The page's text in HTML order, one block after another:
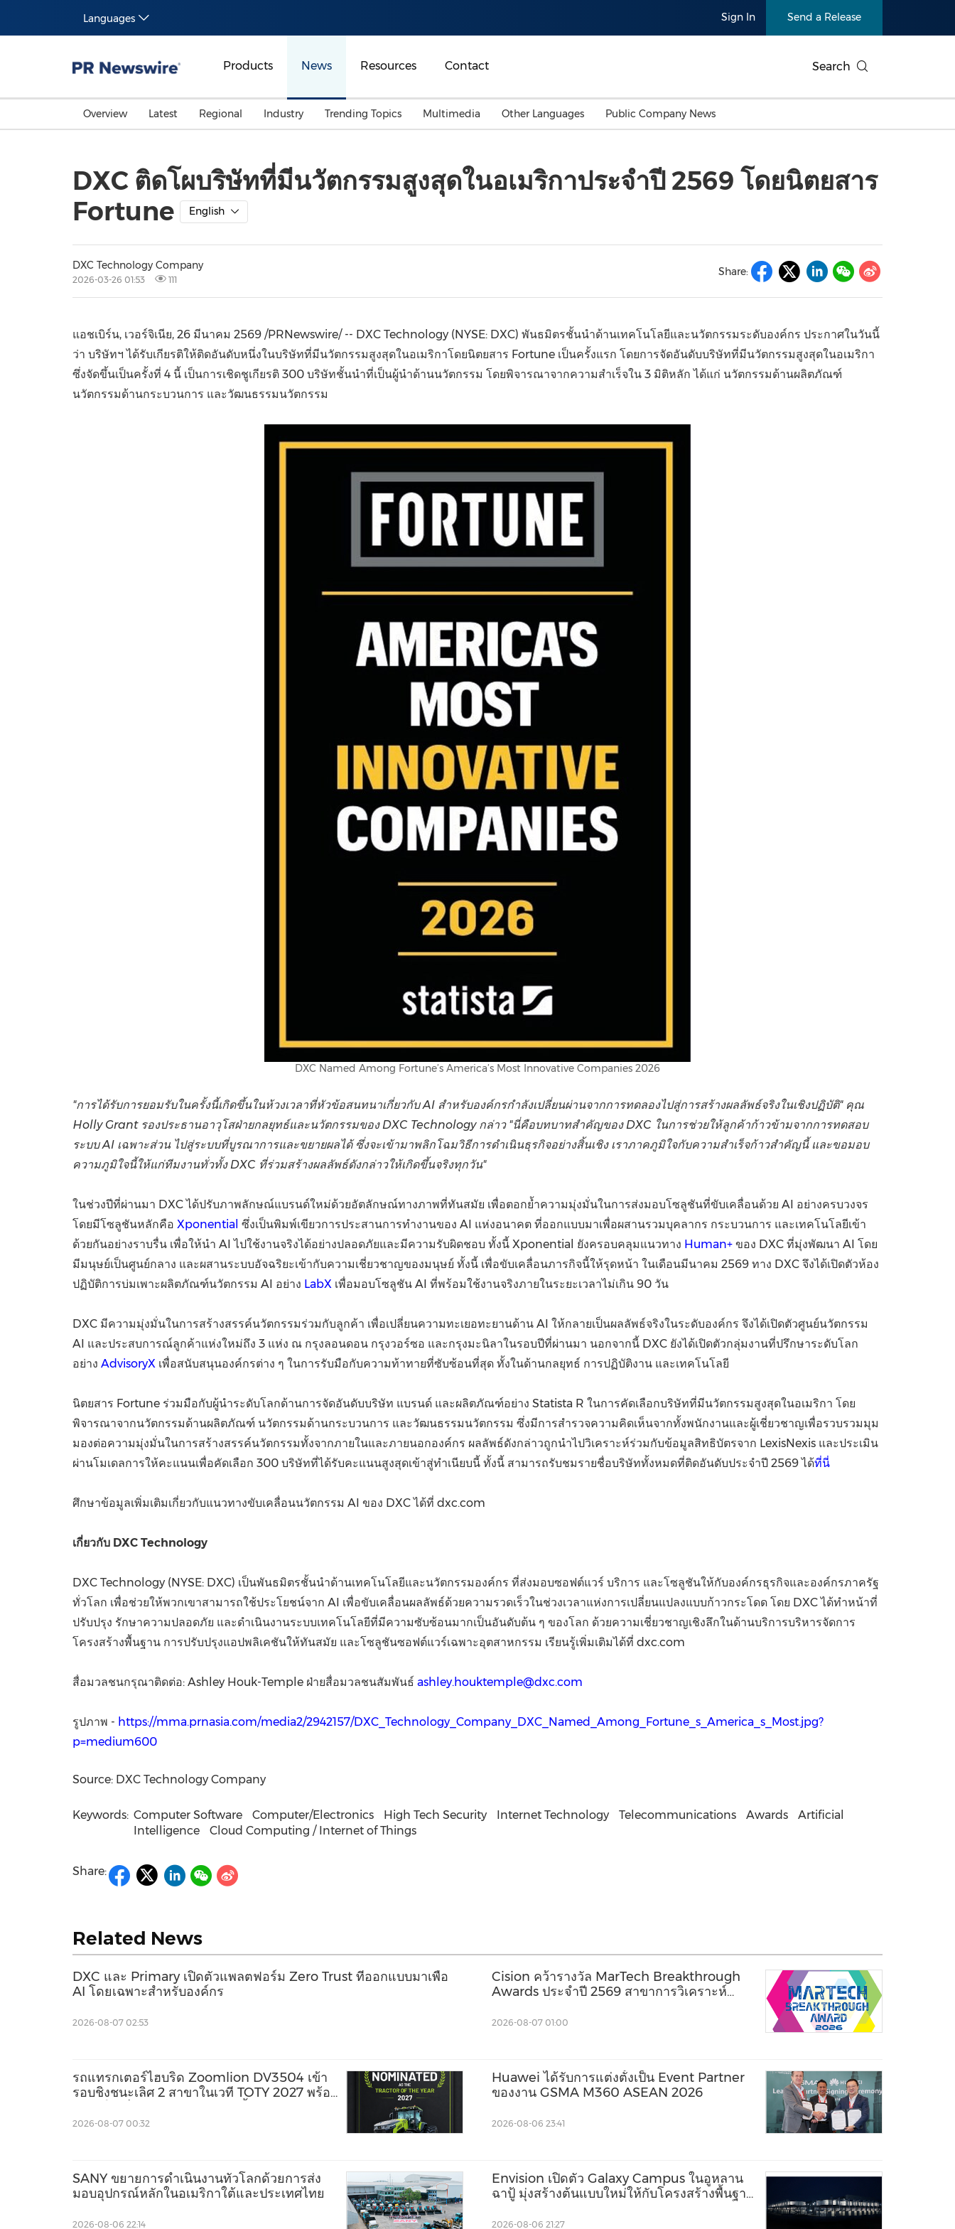
Languages Sign In Send a Release
Products News Resources Contact Search
Overview Latest Regional
Malaysia
Singapore
Industry
Energy
Entertainment & Media
Trending Topics
Investment & Financing Carbon Neutral
Governance (ESG)
Artificial Intelligence
FIFA World Cup China International Import Expo
Multimedia Other Languages Public Company News
DXC ติดโผบริษัทที่มีนวัตกรรมสูงสุดในอเมริกาประจำปี 2569 โดยนิตยสาร
Fortune
English
DXC Technology Company
2026-03-26 01:53 111
Share:
แอชเบิร์น, เวอร์จิเนีย, 26 มีนาคม 2569 /PRNewswire/ -- DXC Technology (NYSE: DXC) พันธมิตรชั้นนำด้านเทคโนโลยีและนวัตกรรมระดับองค์กร ประกาศในวันนี้
ว่า บริษัทฯ ได้รับเกียรติให้ติดอันดับหนึ่งในบริษัทที่มีนวัตกรรมสูงสุดในอเมริกาโดยนิตยสาร Fortune เป็นครั้งแรก โดยการจัดอันดับบริษัทที่มีนวัตกรรมสูงสุดในอเมริกา
ซึ่งจัดขึ้นเป็นครั้งที่ 4 นี้ เป็นการเชิดชูเกียรติ 300 บริษัทชั้นนำที่เป็นผู้นำด้านนวัตกรรม โดยพิจารณาจากความสำเร็จใน 3 มิติหลัก ได้แก่ นวัตกรรมด้านผลิตภัณฑ์
นวัตกรรมด้านกระบวนการ และวัฒนธรรมนวัตกรรม
DXC Named Among Fortune’s America’s Most Innovative Companies 2026
"การได้รับการยอมรับในครั้งนี้เกิดขึ้นในห้วงเวลาที่หัวข้อสนทนาเกี่ยวกับ AI สำหรับองค์กรกำลังเปลี่ยนผ่านจากการทดลองไปสู่การสร้างผลลัพธ์จริงในเชิงปฏิบัติ" คุณ
Holly Grant รองประธานอาวุโสฝ่ายกลยุทธ์และนวัตกรรมของ DXC Technology กล่าว "นี่คือบทบาทสำคัญของ DXC ในการช่วยให้ลูกค้าก้าวข้ามจากการทดสอบ
ระบบ AI เฉพาะส่วน ไปสู่ระบบที่บูรณาการและขยายผลได้ ซึ่งจะเข้ามาพลิกโฉมวิธีการดำเนินธุรกิจอย่างสิ้นเชิง เราภาคภูมิใจกับความสำเร็จก้าวสำคัญนี้ และขอมอบ
ความภูมิใจนี้ให้แก่ทีมงานทั่วทั้ง DXC ที่ร่วมสร้างผลลัพธ์ดังกล่าวให้เกิดขึ้นจริงทุกวัน"
ในช่วงปีที่ผ่านมา DXC ได้ปรับภาพลักษณ์แบรนด์ใหม่ด้วยอัตลักษณ์ทางภาพที่ทันสมัย เพื่อตอกย้ำความมุ่งมั่นในการส่งมอบโซลูชันที่ขับเคลื่อนด้วย AI อย่างครบวงจร
โดยมีโซลูชันหลักคือ Xponential ซึ่งเป็นพิมพ์เขียวการประสานการทำงานของ AI แห่งอนาคต ที่ออกแบบมาเพื่อผสานรวมบุคลากร กระบวนการ และเทคโนโลยีเข้า
ด้วยกันอย่างราบรื่น เพื่อให้นำ AI ไปใช้งานจริงได้อย่างปลอดภัยและมีความรับผิดชอบ ทั้งนี้ Xponential ยังครอบคลุมแนวทาง Human+ ของ DXC ที่มุ่งพัฒนา AI โดย
มีมนุษย์เป็นศูนย์กลาง และผสานระบบอัจฉริยะเข้ากับความเชี่ยวชาญของมนุษย์ ทั้งนี้ เพื่อขับเคลื่อนภารกิจนี้ให้รุดหน้า ในเดือนมีนาคม 2569 ทาง DXC จึงได้เปิดตัวห้อง
ปฏิบัติการบ่มเพาะผลิตภัณฑ์นวัตกรรม AI อย่าง LabX เพื่อมอบโซลูชัน AI ที่พร้อมใช้งานจริงภายในระยะเวลาไม่เกิน 90 วัน
DXC มีความมุ่งมั่นในการสร้างสรรค์นวัตกรรมร่วมกับลูกค้า เพื่อเปลี่ยนความทะเยอทะยานด้าน AI ให้กลายเป็นผลลัพธ์จริงในระดับองค์กร จึงได้เปิดตัวศูนย์นวัตกรรม
AI และประสบการณ์ลูกค้าแห่งใหม่ถึง 3 แห่ง ณ กรุงลอนดอน กรุงวอร์ซอ และกรุงมะนิลาในรอบปีที่ผ่านมา นอกจากนี้ DXC ยังได้เปิดตัวกลุ่มงานที่ปรึกษาระดับโลก
อย่าง AdvisoryX เพื่อสนับสนุนองค์กรต่าง ๆ ในการรับมือกับความท้าทายที่ซับซ้อนที่สุด ทั้งในด้านกลยุทธ์ การปฏิบัติงาน และเทคโนโลยี
นิตยสาร Fortune ร่วมมือกับผู้นำระดับโลกด้านการจัดอันดับบริษัท แบรนด์ และผลิตภัณฑ์อย่าง Statista R ในการคัดเลือกบริษัทที่มีนวัตกรรมสูงสุดในอเมริกา โดย
พิจารณาจากนวัตกรรมด้านผลิตภัณฑ์ นวัตกรรมด้านกระบวนการ และวัฒนธรรมนวัตกรรม ซึ่งมีการสำรวจความคิดเห็นจากทั้งพนักงานและผู้เชี่ยวชาญเพื่อรวบรวมมุม
มองต่อความมุ่งมั่นในการสร้างสรรค์นวัตกรรมทั้งจากภายในและภายนอกองค์กร ผลลัพธ์ดังกล่าวถูกนำไปวิเคราะห์ร่วมกับข้อมูลสิทธิบัตรจาก LexisNexis และประเมิน
ผ่านโมเดลการให้คะแนนเพื่อคัดเลือก 300 บริษัทที่ได้รับคะแนนสูงสุดเข้าสู่ทำเนียบนี้ ทั้งนี้ สามารถรับชมรายชื่อบริษัททั้งหมดที่ติดอันดับประจำปี 2569 ได้ที่นี่
ศึกษาข้อมูลเพิ่มเติมเกี่ยวกับแนวทางขับเคลื่อนนวัตกรรม AI ของ DXC ได้ที่ dxc.com
เกี่ยวกับ DXC Technology
DXC Technology (NYSE: DXC) เป็นพันธมิตรชั้นนำด้านเทคโนโลยีและนวัตกรรมองค์กร ที่ส่งมอบซอฟต์แวร์ บริการ และโซลูชันให้กับองค์กรธุรกิจและองค์กรภาครัฐ
ทั่วโลก เพื่อช่วยให้พวกเขาสามารถใช้ประโยชน์จาก AI เพื่อขับเคลื่อนผลลัพธ์ด้วยความรวดเร็วในช่วงเวลาแห่งการเปลี่ยนแปลงแบบก้าวกระโดด โดย DXC ได้ทำหน้าที่
ปรับปรุง รักษาความปลอดภัย และดำเนินงานระบบเทคโนโลยีที่มีความซับซ้อนมากเป็นอันดับต้น ๆ ของโลก ด้วยความเชี่ยวชาญเชิงลึกในด้านบริการบริหารจัดการ
โครงสร้างพื้นฐาน การปรับปรุงแอปพลิเคชันให้ทันสมัย และโซลูชันซอฟต์แวร์เฉพาะอุตสาหกรรม เรียนรู้เพิ่มเติมได้ที่ dxc.com
สื่อมวลชนกรุณาติดต่อ: Ashley Houk-Temple ฝ่ายสื่อมวลชนสัมพันธ์ ashley.houktemple@dxc.com
รูปภาพ - https://mma.prnasia.com/media2/2942157/DXC_Technology_Company_DXC_Named_Among_Fortune_s_America_s_Most.jpg?
p=medium600
Source: DXC Technology Company
Keywords: Computer Software Computer/Electronics High Tech Security Internet Technology Telecommunications Awards
Artificial
Intelligence
Cloud Computing / Internet of Things
Share:
Related News
DXC และ Primary เปิดตัวแพลตฟอร์ม Zero Trust ที่ออกแบบมาเพื่อ
AI โดยเฉพาะสำหรับองค์กร
2026-08-07 02:53
Cision คว้ารางวัล MarTech Breakthrough
Awards ประจำปี 2569 สาขาการวิเคราะห์
ประชาสัมพันธ์ และ AEO
2026-08-07 01:00
รถแทรกเตอร์ไฮบริด Zoomlion DV3504 เข้า
รอบชิงชนะเลิศ 2 สาขาในเวที TOTY 2027 พร้อม
เครื่องจักรการเกษตรสมรรถนะสูงของจีน
2026-08-07 00:32
Huawei ได้รับการแต่งตั้งเป็น Event Partner
ของงาน GSMA M360 ASEAN 2026
2026-08-06 23:41
SANY ขยายการดำเนินงานทั่วโลกด้วยการส่ง
มอบอุปกรณ์หลักในอเมริกาใต้และประเทศไทย
2026-08-06 22:14
Envision เปิดตัว Galaxy Campus ในอูหลาน
ฉาปู้ มุ่งสร้างต้นแบบใหม่ให้กับโครงสร้างพื้นฐาน
2026-08-06 21:27